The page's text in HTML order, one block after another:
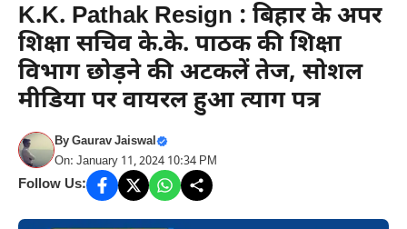
K.K. Pathak Resign : बिहार के अपर
शिक्षा सचिव के.के. पाठक की शिक्षा
विभाग छोड़ने की अटकलें तेज, सोशल
मीडिया पर वायरल हुआ त्याग पत्र
ByGaurav Jaiswal
On: January 11, 2024 10:34 PM
Follow Us: